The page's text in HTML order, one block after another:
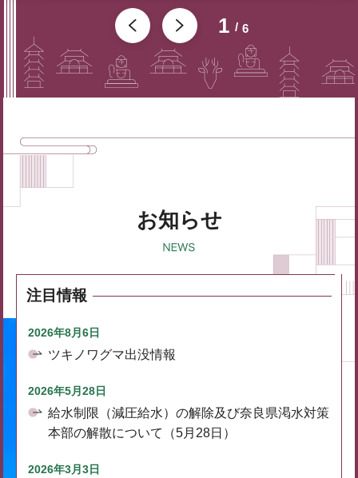
1 6
お知らせ
注目情報
2026年8月6日
ツキノワグマ出没情報
2026年5月28日
給水制限（減圧給水）の解除及び奈良県渇水対策
本部の解散について（5月28日）
2026年3月3日